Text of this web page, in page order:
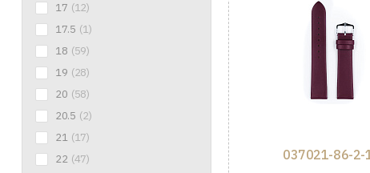
17 (12)
17.5 (1)
18 (59)
19 (28)
20 (58)
20.5 (2)
21 (17)
22 (47)
037021-86-2-